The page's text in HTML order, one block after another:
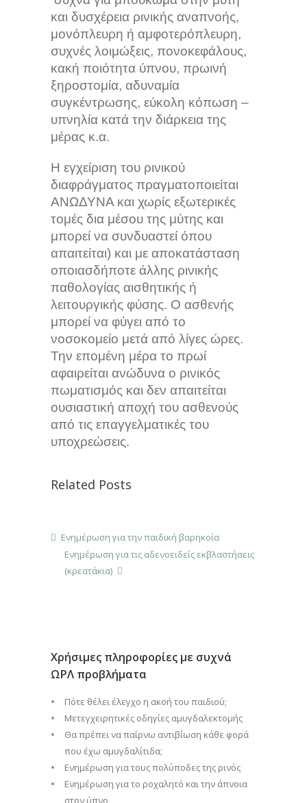
και δυσχέρεια ρινικής αναπνοής,
μονόπλευρη ή αμφοτερόπλευρη,
συχνές λοιμώξεις, πονοκεφάλους,
κακή ποιότητα ύπνου, πρωινή
ξηροστομία, αδυναμία
συγκέντρωσης, εύκολη κόπωση –
υπνηλία κατά την διάρκεια της
μέρας κ.α.
Η εγχείριση του ρινικού
διαφράγματος πραγματοποιείται
ΑΝΩΔΥΝΑ και χωρίς εξωτερικές
τομές δια μέσου της μύτης και
μπορεί να συνδυαστεί όπου
απαιτείται) και με αποκατάσταση
οποιασδήποτε άλλης ρινικής
παθολογίας αισθητικής ή
λειτουργικής φύσης. Ο ασθενής
μπορεί να φύγει από το
νοσοκομείο μετά από λίγες ώρες.
Την επομένη μέρα το πρωί
αφαιρείται ανώδυνα ο ρινικός
πωματισμός και δεν απαιτείται
ουσιαστική αποχή του ασθενούς
από τις επαγγελματικές του
υποχρεώσεις.
Related Posts
Ενημέρωση για την παιδική βαρηκοία
Ενημέρωση για τις αδενοειδείς εκβλαστήσεις
(κρεατάκια)
Χρήσιμες πληροφορίες με συχνά
ΩΡΛ προβλήματα
Πότε θέλει έλεγχο η ακοή του παιδιού;
Μετεγχειρητικές οδηγίες αμυγδαλεκτομής
Θα πρέπει να παίρνω αντιβίωση κάθε φορά
που έχω αμυγδαλίτιδα;
Ενημέρωση για τους πολύποδες της ρινός
Ενημέρωση για το ροχαλητό και την άπνοια
στον ύπνο